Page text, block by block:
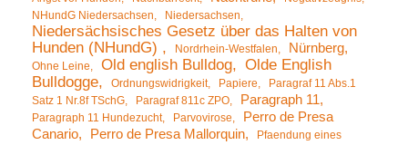
NHundG Niedersachsen
Niedersachsen
Niedersächsisches Gesetz über das Halten von
Hunden (NHundG)
Nordrhein-Westfalen Nürnberg
Ohne Leine Old english Bulldog
Olde English
Bulldogge
Ordnungswidrigkeit Papiere
Paragraf 11 Abs.1
Satz 1 Nr.8f TSchG
Paragraf 811c ZPO Paragraph 11
Paragraph 11 Hundezucht Parvovirose
Perro de Presa
Canario
Perro de Presa Mallorquin
Pfaendung eines